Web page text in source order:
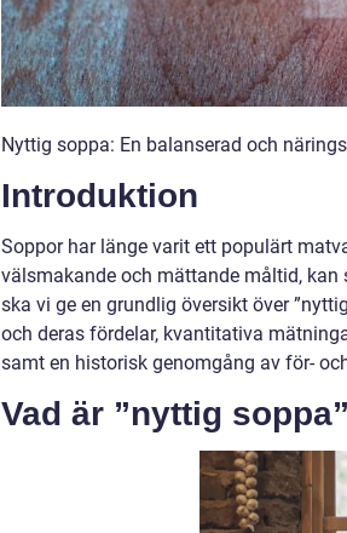
Nyttig soppa: En balanserad och
Introduktion
Soppor har länge varit ett populärt
välsmakande och mättande måltid,
ska vi ge en grundlig översikt över
och deras fördelar, kvantitativa
samt en historisk genomgång av för-
Vad är ”nyttig